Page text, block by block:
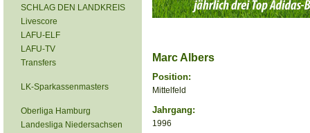
SCHLAG DEN LANDKREIS
Livescore
LAFU-ELF
LAFU-TV
Transfers
LK-Sparkassenmasters
Oberliga Hamburg
Landesliga Niedersachsen
Marc Albers
Position:
Mittelfeld
Jahrgang:
1996